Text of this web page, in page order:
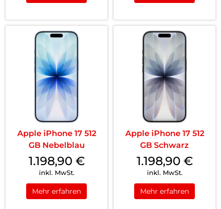
Apple iPhone 17 512
GB Nebelblau
1.198,90 €
inkl. MwSt.
Mehr erfahren
Apple iPhone 17 512
GB Schwarz
1.198,90 €
inkl. MwSt.
Mehr erfahren